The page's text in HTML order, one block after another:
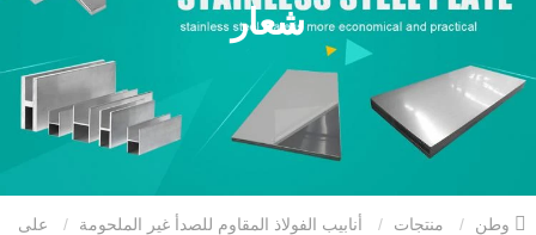
شعار
منتجات أنابيب الفولاذ المقاوم للصدأ غير الملحومة على